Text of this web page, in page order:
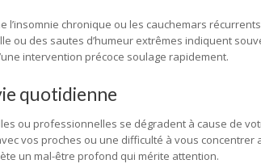
l’insomnie chronique ou les cauchemars
ou des sautes d’humeur extrêmes indiquent
intervention précoce soulage rapidement.
quotidienne
ou professionnelles se dégradent à cause de
vos proches ou une difficulté à vous
un mal-être profond qui mérite attention.